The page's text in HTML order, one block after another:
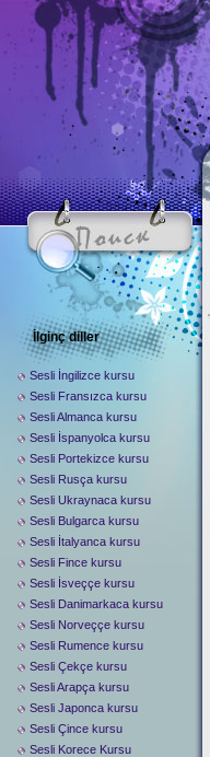
İlginç diller
Sesli İngilizce kursu
Sesli Fransızca kursu
Sesli Almanca kursu
Sesli İspanyolca kursu
Sesli Portekizce kursu
Sesli Rusça kursu
Sesli Ukraynaca kursu
Sesli Bulgarca kursu
Sesli İtalyanca kursu
Sesli Fince kursu
Sesli İsveççe kursu
Sesli Danimarkaca kursu
Sesli Norveççe kursu
Sesli Rumence kursu
Sesli Çekçe kursu
Sesli Arapça kursu
Sesli Japonca kursu
Sesli Çince kursu
Sesli Korece Kursu